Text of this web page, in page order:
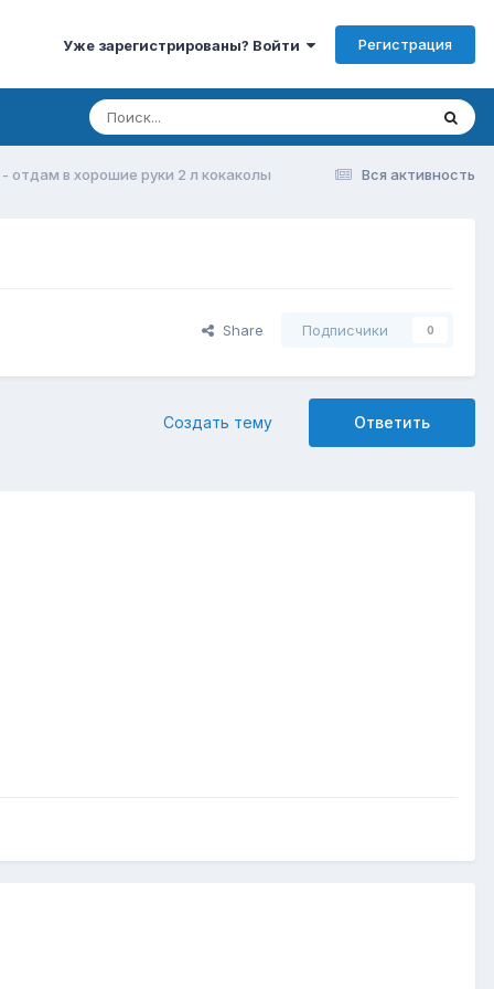
Уже зарегистрированы? Войти Регистрация
Вся активность
- отдам в хорошие руки 2 л кокаколы
Share Подписчики 0
Ответить
Создать тему